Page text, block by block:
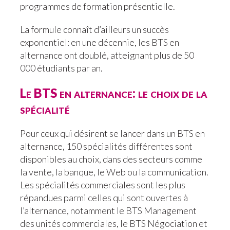
programmes de formation présentielle.
La formule connaît d’ailleurs un succès
exponentiel: en une décennie, les BTS en
alternance ont doublé, atteignant plus de 50
000 étudiants par an.
Le BTS en alternance: le choix de la
spécialité
Pour ceux qui désirent se lancer dans un BTS en
alternance, 150 spécialités différentes sont
disponibles au choix, dans des secteurs comme
la vente, la banque, le Web ou la communication.
Les spécialités commerciales sont les plus
répandues parmi celles qui sont ouvertes à
l’alternance, notamment le BTS Management
des unités commerciales, le BTS Négociation et